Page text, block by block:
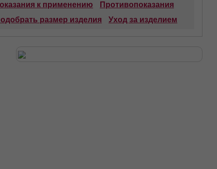
к применению
Противопоказания
размер изделия Уход за изделием